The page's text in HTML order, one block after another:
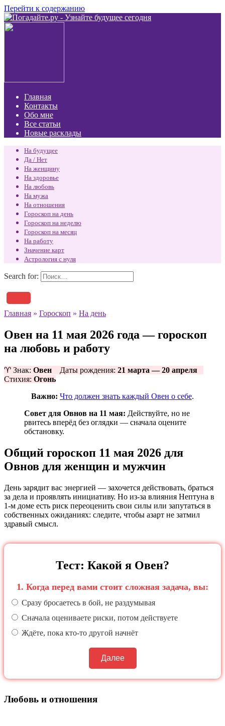
Перейти к содержанию
Главная
Контакты
Обо мне
Все статьи
Новые расклады
На будущее
Да / Нет
На женщину
На здоровье
На любовь
На мужа
На отношения
Гороскоп на день
Гороскоп на неделю
Гороскоп на месяц
На работу
Значение карт
Астрология с нуля
Search for:
Главная » Гороскоп » На день
Овен на 11 мая 2026 года — гороскоп
на любовь и работу
♈ Знак: Овен Даты рождения: 21 марта — 20 апреля
Стихия: Огонь
Важно: Что должен знать каждый Овен о себе.
Совет для Овнов на 11 мая: Действуйте, но не
рвитесь вперёд без оглядки — сначала оцените
обстановку.
Общий гороскоп 11 мая 2026 для
Овнов для женщин и мужчин
День зарядит вас энергией — захочется действовать, браться
за дела и проявлять инициативу. Но из‑за влияния Нептуна в
1‑м доме есть риск переоценить свои силы или запутаться в
собственных ожиданиях: следите, чтобы азарт не затмил
здравый смысл.
Тест: Какой я Овен?
1. Когда перед вами стоит сложная задача, вы:
Сразу бросаетесь в бой, не раздумывая
Сначала оцениваете риски, потом действуете
Ждёте, пока кто‑то другой начнёт
Далее
Любовь и отношения